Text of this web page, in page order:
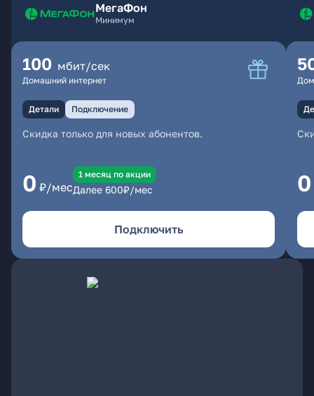
МегаФон
Минимум
100 мбит/сек
Домашний интернет
Детали Подключение
Скидка только для новых абонентов.
0 ₽/мес
1 месяц по акции
Далее 600₽/мес
Подключить
0